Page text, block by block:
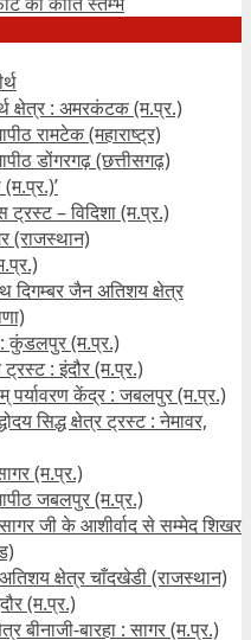
क्षेत्र : अमरकंटक (म.प्र.)
रामटेक (महाराष्ट्र)
डोंगरगढ़ (छत्तीसगढ़)
(म.प्र.)’
ट्रस्ट – विदिशा (म.प्र.)
(राजस्थान)
दिगम्बर जैन अतिशय क्षे‍त्र
: कुंडलपुर (म.प्र.)
: इंदौर (म.प्र.)
पर्यावरण केंद्र : जबलपुर (म.प्र.)
सिद्ध क्षेत्र ट्रस्ट : नेमावर,
(म.प्र.)
जबलपुर (म.प्र.)
जी के आशीर्वाद से सम्मेद शिखर
क्षेत्र चाँदखेडी (राजस्थान)
(म.प्र.)
बीनाजी-बारहा : सागर (म.प्र.)